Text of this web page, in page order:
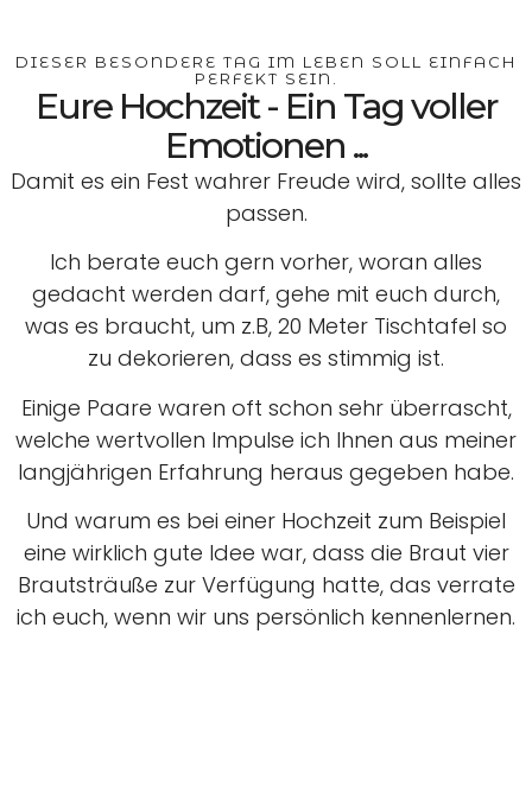
DIESER BESONDERE TAG IM LEBEN SOLL EINFACH
PERFEKT SEIN.
Eure Hochzeit - Ein Tag voller
Emotionen ...
Damit es ein Fest wahrer Freude wird, sollte alles
passen.
Ich berate euch gern vorher, woran alles
gedacht werden darf, gehe mit euch durch,
was es braucht, um z.B, 20 Meter Tischtafel so
zu dekorieren, dass es stimmig ist.
Einige Paare waren oft schon sehr überrascht,
welche wertvollen Impulse ich Ihnen aus meiner
langjährigen Erfahrung heraus gegeben habe.
Und warum es bei einer Hochzeit zum Beispiel
eine wirklich gute Idee war, dass die Braut vier
Brautsträuße zur Verfügung hatte, das verrate
ich euch, wenn wir uns persönlich kennenlernen.